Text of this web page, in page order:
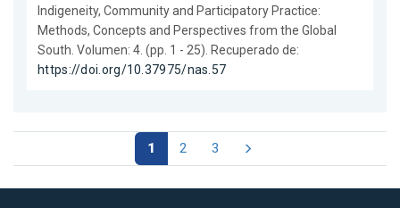
Indigeneity, Community and Participatory Practice:
Methods, Concepts and Perspectives from the Global
South. Volumen: 4. (pp. 1 - 25). Recuperado de:
https://doi.org/10.37975/nas.57
1 2 3